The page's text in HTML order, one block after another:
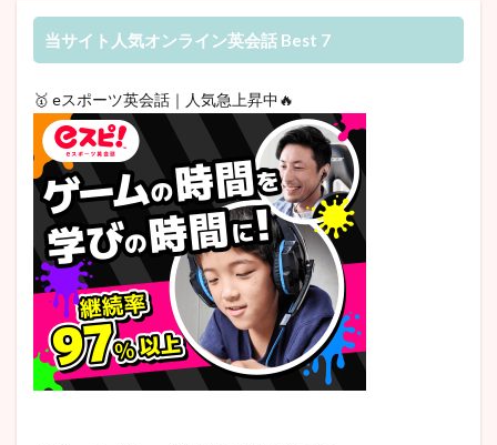
当サイト人気オンライン英会話 Best 7
🥇 eスポーツ英会話｜人気急上昇中🔥